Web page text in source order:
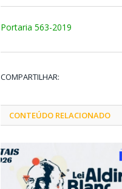
Portaria 563-2019
COMPARTILHAR:
CONTEÚDO RELACIONADO